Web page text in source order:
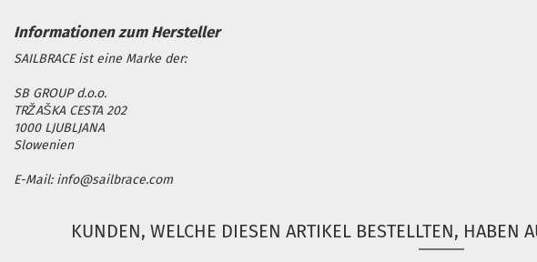
SAILBRACE ist eine Marke der:
SB GROUP d.o.o.
TRŽAŠKA CESTA 202
1000 LJUBLJANA
Slowenien
E-Mail: info@sailbrace.com
KUNDEN, WELCHE DIESEN ARTIKEL BESTELLTEN, HABEN